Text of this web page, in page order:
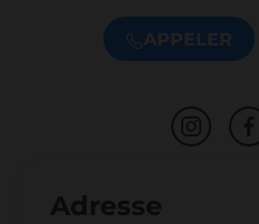
APPELER
Adresse